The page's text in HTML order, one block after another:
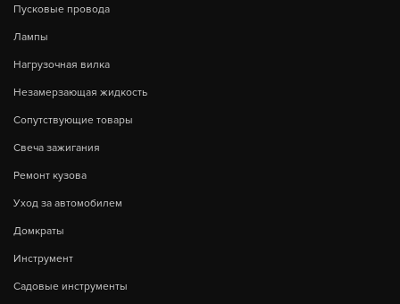
Пусковые провода
Лампы
Нагрузочная вилка
Незамерзающая жидкость
Сопутствующие товары
Свеча зажигания
Ремонт кузова
Уход за автомобилем
Домкраты
Инструмент
Садовые инструменты